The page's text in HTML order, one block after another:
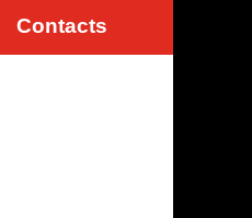
Contacts